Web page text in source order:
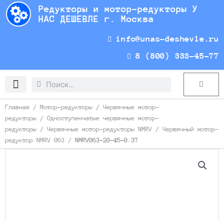
Перейти
содержимому
Редукторы и мотор-редукторы У
НАС ДЕШЕВЛЕ г. Москва
info@unas-deshevle.ru
8 (800) 333-45-77
Search
Search Cart
Главная / Мотор-редукторы / Червячные мотор-
редукторы / Одноступенчатые червячные мотор-
редукторы / Червячные мотор-редукторы NMRV / Червячный мотор-
редуктор NMRV 063 / NMRV063-20-45-0.37